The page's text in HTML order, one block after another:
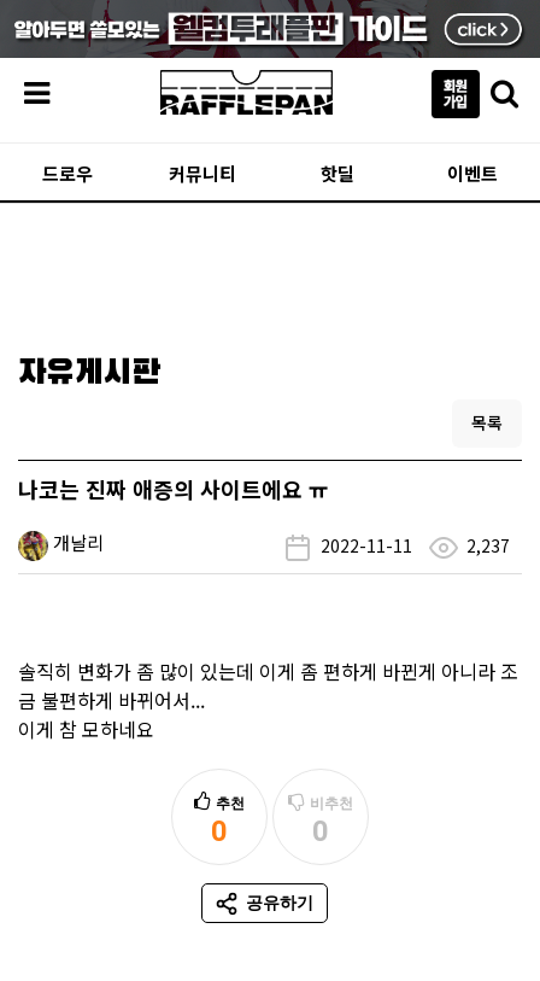
드로우 커뮤니티 핫딜 이벤트
자유게시판
목록
나코는 진짜 애증의 사이트에요 ㅠ
개날리 2022-11-11 2,237
솔직히 변화가 좀 많이 있는데 이게 좀 편하게 바뀐게 아니라 조
금 불편하게 바뀌어서...
이게 참 모하네요
추천
0
추천
비추천
0
비추천
공유하기
SNS 공유